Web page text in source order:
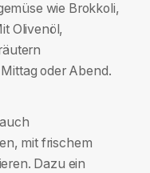
wie Brokkoli,
Olivenöl,
oder Abend.
mit frischem
Dazu ein